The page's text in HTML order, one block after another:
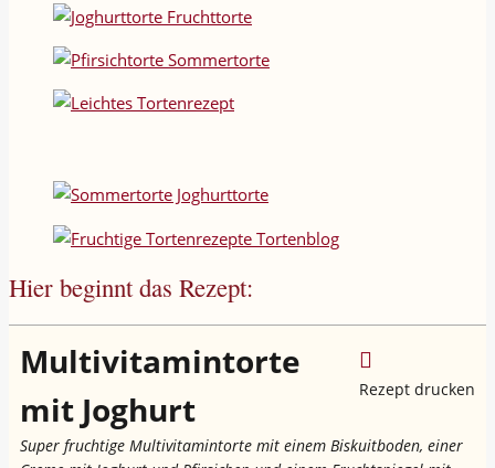
Hier beginnt das Rezept:
Rezept drucken
Multivitamintorte
mit Joghurt
Super fruchtige Multivitamintorte mit einem Biskuitboden, einer